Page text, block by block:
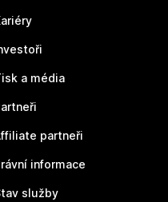
a média
partneři
informace
služby